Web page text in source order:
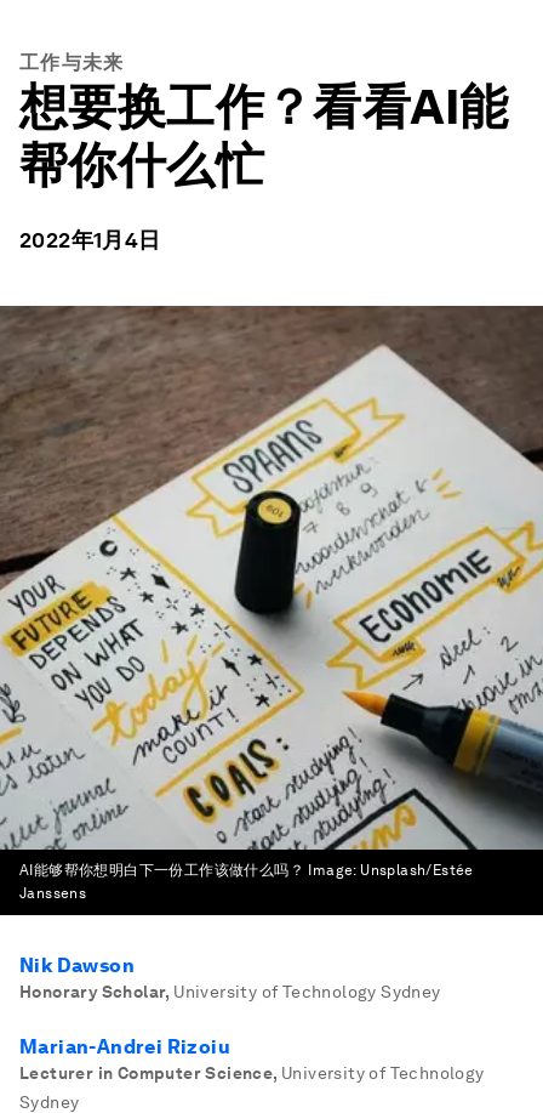
工作与未来
想要换工作？看看AI能
帮你什么忙
2022年1月4日
AI能够帮你想明白下一份工作该做什么吗？ Image: Unsplash/Estée
Janssens
Nik Dawson
Honorary Scholar, University of Technology Sydney
Marian-Andrei Rizoiu
Lecturer in Computer Science, University of Technology
Sydney